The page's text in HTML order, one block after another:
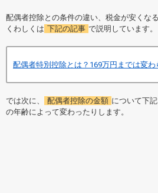
配偶者控除との条件の違い、税金が安くな
くわしくは 下記の記事 で説明しています。
配偶者特別控除とは？169万円までは変
では次に、 配偶者控除の金額 について下
の年齢によって変わったりします。